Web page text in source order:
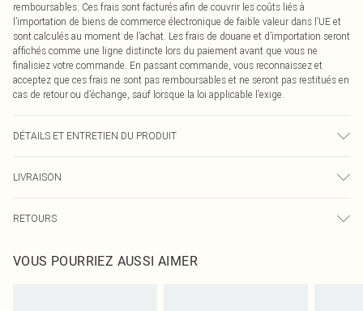
remboursables. Ces frais sont facturés afin de couvrir les coûts liés à
l’importation de biens de commerce électronique de faible valeur dans l’UE et
sont calculés au moment de l’achat. Les frais de douane et d’importation seront
affichés comme une ligne distincte lors du paiement avant que vous ne
finalisiez votre commande. En passant commande, vous reconnaissez et
acceptez que ces frais ne sont pas remboursables et ne seront pas restitués en
cas de retour ou d’échange, sauf lorsque la loi applicable l’exige.
DÉTAILS ET ENTRETIEN DU PRODUIT
des transferts de couleur peuvent se produire.
LIVRAISON
Livraison express France
Jusqu'à 2-3 jours ouvrables
RETOURS
pour nous retourner un article.
VOUS POURRIEZ AUSSI AIMER